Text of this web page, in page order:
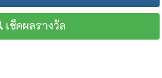
เช็คผลรางวัล